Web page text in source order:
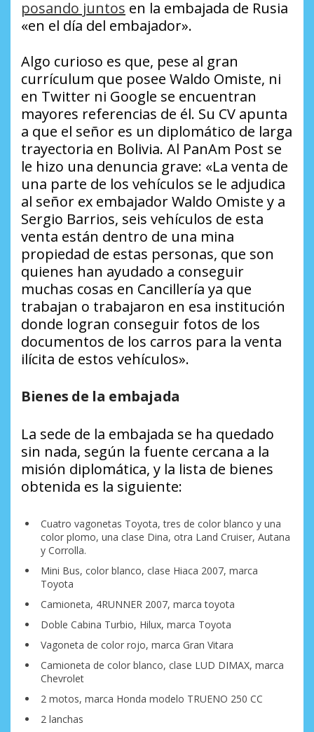
posando juntos en la embajada de Rusia
«en el día del embajador».
Algo curioso es que, pese al gran
currículum que posee Waldo Omiste, ni
en Twitter ni Google se encuentran
mayores referencias de él. Su CV apunta
a que el señor es un diplomático de larga
trayectoria en Bolivia. Al PanAm Post se
le hizo una denuncia grave: «La venta de
una parte de los vehículos se le adjudica
al señor ex embajador Waldo Omiste y a
Sergio Barrios, seis vehículos de esta
venta están dentro de una mina
propiedad de estas personas, que son
quienes han ayudado a conseguir
muchas cosas en Cancillería ya que
trabajan o trabajaron en esa institución
donde logran conseguir fotos de los
documentos de los carros para la venta
ilícita de estos vehículos».
Bienes de la embajada
La sede de la embajada se ha quedado
sin nada, según la fuente cercana a la
misión diplomática, y la lista de bienes
obtenida es la siguiente:
Cuatro vagonetas Toyota, tres de color blanco y una
color plomo, una clase Dina, otra Land Cruiser, Autana
y Corrolla.
Mini Bus, color blanco, clase Hiaca 2007, marca
Toyota
Camioneta, 4RUNNER 2007, marca toyota
Doble Cabina Turbio, Hilux, marca Toyota
Vagoneta de color rojo, marca Gran Vitara
Camioneta de color blanco, clase LUD DIMAX, marca
Chevrolet
2 motos, marca Honda modelo TRUENO 250 CC
2 lanchas